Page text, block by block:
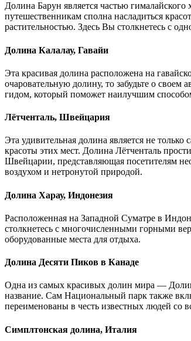
Долина Барун является частью
путешественникам сполна насладиться
растительностью. Здесь Вы столкнетесь с
Долина Калалау, Гавайи
Эта красивая долина расположена на
очаровательную долину, то забудьте о
гидом, который поможет наилучшим
Лётченталь, Швейцария
Эта удивительная долина является не
красоты этих мест. Долина Лётченталь
Швейцарии, представляющая посетителям
воздухом и нетронутой природой.
Долина Харау, Индонезия
Расположенная на Западной Суматре в
столкнетесь с многочисленными горными
оборудованные места для отдыха.
Долина Десяти Пиков в Канаде
Одна из самых красивых долин мира —
название. Сам Национальный парк также
переименованы в честь известных людей со
Симплтонская долина, Италия